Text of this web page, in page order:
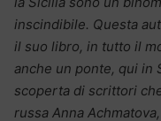
inscindibile. Questa
il suo libro, in tutto il
anche un ponte, qui in
scoperta di scrittori
russa Anna